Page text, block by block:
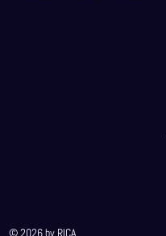
© 2026 by RICA.